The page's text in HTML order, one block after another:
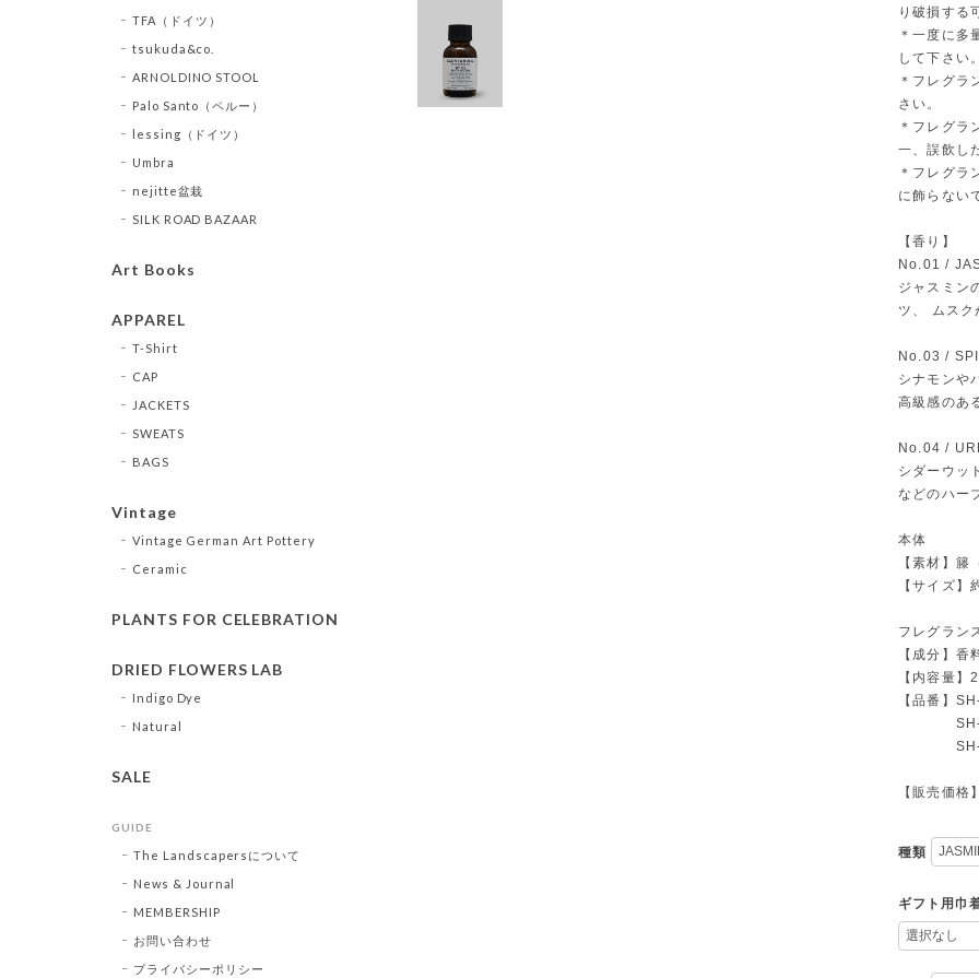
り破損する
＊一度に多
して下さい
＊フレグラ
さい。
＊フレグラ
一、誤飲し
＊フレグラ
に飾らない
【香り】
No.01 /
ジャスミン
ツ、 ムス
No.03 /
シナモンや
高級感のあ
No.04 /
シダーウッ
などのハー
本体
【素材】籐
【サイズ
フレグラン
【成分】
【内容量
【品番】
SH-FO-
SH-FO-
【販売価
種類
ギフト用巾
TFA（ドイツ）
tsukuda&co.
ARNOLDINO STOOL
Palo Santo（ペルー）
lessing（ドイツ）
Umbra
nejitte盆栽
SILK ROAD BAZAAR
Art Books
APPAREL
T-Shirt
CAP
JACKETS
SWEATS
BAGS
Vintage
Vintage German Art Pottery
Ceramic
PLANTS FOR CELEBRATION
DRIED FLOWERS LAB
Indigo Dye
Natural
SALE
GUIDE
The Landscapersについて
News & Journal
MEMBERSHIP
お問い合わせ
プライバシーポリシー